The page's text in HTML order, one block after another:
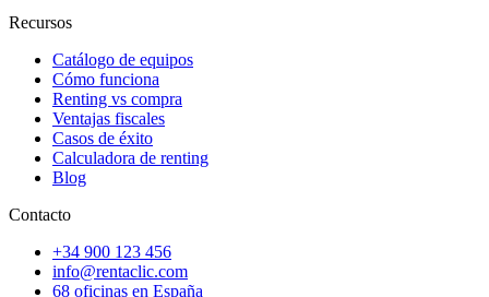
Recursos
Catálogo de equipos
Cómo funciona
Renting vs compra
Ventajas fiscales
Casos de éxito
Calculadora de renting
Blog
Contacto
+34 900 123 456
info@rentaclic.com
68 oficinas en España